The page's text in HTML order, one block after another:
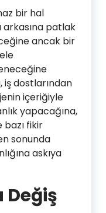
bir hal
arkasına patlak
ancak bir
iş dostlarından
içeriğiyle
yapacağına,
fikir
sonunda
askıya
Değiş